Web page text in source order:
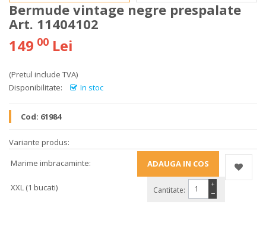
Bermude vintage negre prespalate
Art. 11404102
149 00 Lei
(Pretul include TVA)
Disponibilitate:
In stoc
Cod: 61984
Variante produs:
Marime imbracaminte:
XXL (1 bucati) Cantitate: −
+